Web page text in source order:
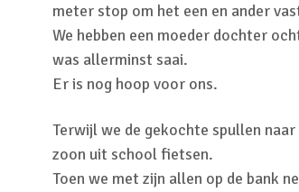
meter stop om het een en ander
We hebben een moeder dochter
was allerminst saai.
Er is nog hoop voor ons.
Terwijl we de gekochte spullen
zoon uit school fietsen.
Toen we met zijn allen op de bank